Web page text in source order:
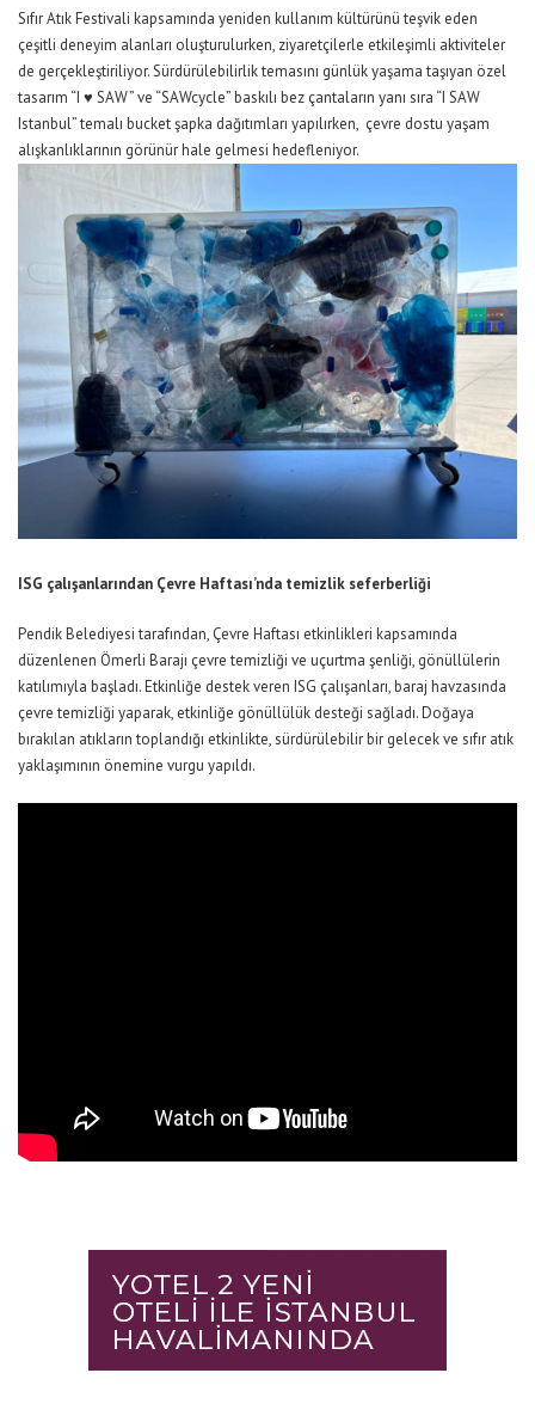
Sıfır AtıkFestivali kapsamında yeniden kullanım kültürünü teşvik eden
çeşitli deneyim alanları oluşturulurken, ziyaretçilerle etkileşimli aktiviteler
de gerçekleştiriliyor. Sürdürülebilirlik temasını günlük yaşama taşıyan özel
tasarım “I ♥ SAW” ve “SAWcycle” baskılı bez çantaların yanı sıra “I SAW
Istanbul” temalı bucket şapka dağıtımları yapılırken, çevre dostu yaşam
alışkanlıklarının görünür hale gelmesi hedefleniyor.
ISG çalışanlarından Çevre Haftası’nda temizlik seferberliği
Pendik Belediyesitarafından, Çevre Haftası etkinlikleri kapsamında
düzenlenen Ömerli Barajı çevretemizliği ve uçurtma şenliği, gönüllülerin
katılımıyla başladı.Etkinliğe destek veren ISG çalışanları, baraj havzasında
çevre temizliği yaparak, etkinliğe gönüllülük desteği sağladı.Doğaya
bırakılan atıkların toplandığı etkinlikte, sürdürülebilir bir gelecek ve sıfır atık
yaklaşımının önemine vurgu yapıldı.